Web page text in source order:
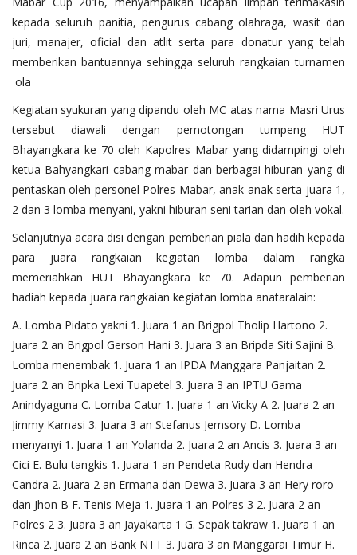
kepada seluruh panitia, pengurus cabang olahraga, wasit dan
juri, manajer, oficial dan atlit serta para donatur yang telah
memberikan bantuannya sehingga seluruh rangkaian turnamen
ola
Kegiatan syukuran yang dipandu oleh MC atas nama Masri Urus
tersebut diawali dengan pemotongan tumpeng HUT
Bhayangkara ke 70 oleh Kapolres Mabar yang didampingi oleh
ketua Bahyangkari cabang mabar dan berbagai hiburan yang di
pentaskan oleh personel Polres Mabar, anak-anak serta juara 1,
2 dan 3 lomba menyani, yakni hiburan seni tarian dan oleh vokal.
Selanjutnya acara disi dengan pemberian piala dan hadih kepada
para juara rangkaian kegiatan lomba dalam rangka
memeriahkan HUT Bhayangkara ke 70. Adapun pemberian
hadiah kepada juara rangkaian kegiatan lomba anataralain:
A. Lomba Pidato yakni 1. Juara 1 an Brigpol Tholip Hartono 2.
Juara 2 an Brigpol Gerson Hani 3. Juara 3 an Bripda Siti Sajini B.
Lomba menembak 1. Juara 1 an IPDA Manggara Panjaitan 2.
Juara 2 an Bripka Lexi Tuapetel 3. Juara 3 an IPTU Gama
Anindyaguna C. Lomba Catur 1. Juara 1 an Vicky A 2. Juara 2 an
Jimmy Kamasi 3. Juara 3 an Stefanus Jemsory D. Lomba
menyanyi 1. Juara 1 an Yolanda 2. Juara 2 an Ancis 3. Juara 3 an
Cici E. Bulu tangkis 1. Juara 1 an Pendeta Rudy dan Hendra
Candra 2. Juara 2 an Ermana dan Dewa 3. Juara 3 an Hery roro
dan Jhon B F. Tenis Meja 1. Juara 1 an Polres 3 2. Juara 2 an
Polres 2 3. Juara 3 an Jayakarta 1 G. Sepak takraw 1. Juara 1 an
Rinca 2. Juara 2 an Bank NTT 3. Juara 3 an Manggarai Timur H.